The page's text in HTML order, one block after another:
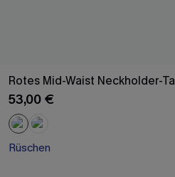
Rotes Mid-Waist Neckholder-
53,00 €
Rüschen